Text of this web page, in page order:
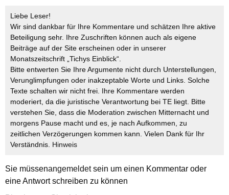
Liebe Leser!
Wir sind dankbar für Ihre Kommentare und schätzen Ihre aktive
Beteiligung sehr. Ihre Zuschriften können auch als eigene
Beiträge auf der Site erscheinen oder in unserer
Monatszeitschrift „Tichys Einblick“.
Bitte entwerten Sie Ihre Argumente nicht durch Unterstellungen,
Verunglimpfungen oder inakzeptable Worte und Links. Solche
Texte schalten wir nicht frei. Ihre Kommentare werden
moderiert, da die juristische Verantwortung bei TE liegt. Bitte
verstehen Sie, dass die Moderation zwischen Mitternacht und
morgens Pause macht und es, je nach Aufkommen, zu
zeitlichen Verzögerungen kommen kann. Vielen Dank für Ihr
Verständnis. Hinweis
Sie müssenangemeldetsein um einen Kommentar oder
eine Antwort schreiben zu können